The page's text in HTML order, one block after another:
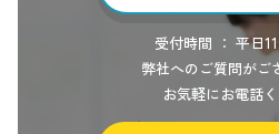
受付時間 ： 平日
弊社へのご質問がご
お気軽にお電話